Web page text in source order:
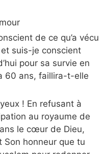
de ce qu’a vécu
suis-je conscient
pour sa survie en
60 ans, faillira-t-elle
! En refusant à
au royaume de
le cœur de Dieu,
Son honneur que tu